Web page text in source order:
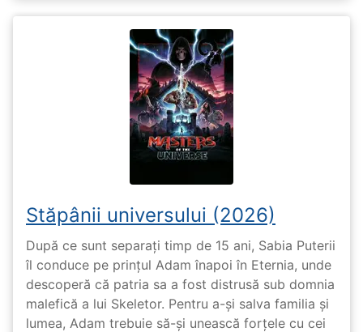
Stăpânii universului (2026)
După ce sunt separați timp de 15 ani, Sabia Puterii
îl conduce pe prințul Adam înapoi în Eternia, unde
descoperă că patria sa a fost distrusă sub domnia
malefică a lui Skeletor. Pentru a-și salva familia și
lumea, Adam trebuie să-și unească forțele cu cei